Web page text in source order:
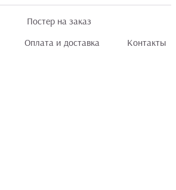
Постер на заказ
Оплата и доставка
Контакты